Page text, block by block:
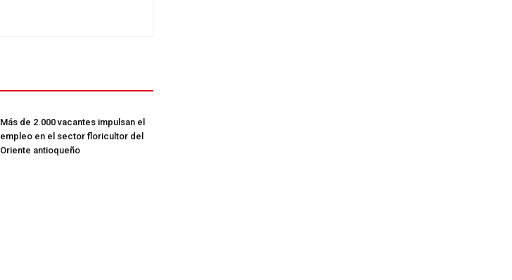
Más de 2.000 vacantes impulsan el
empleo en el sector floricultor del
Oriente antioqueño